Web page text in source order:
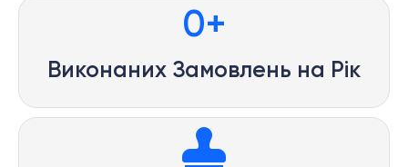
Виконаних Замовлень на Рік
0+